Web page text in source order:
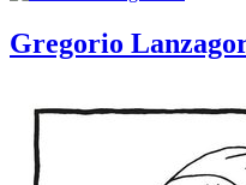
Gregorio